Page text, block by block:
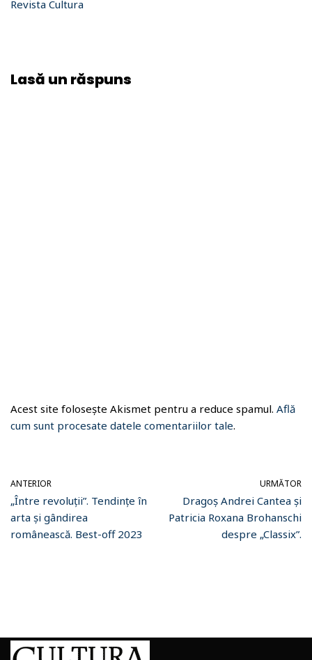
Revista Cultura
Lasă un răspuns
Acest site folosește Akismet pentru a reduce spamul. Află
cum sunt procesate datele comentariilor tale.
ANTERIOR
„Între revoluții”. Tendințe în
arta și gândirea
românească. Best-off 2023
URMĂTOR
Dragoș Andrei Cantea și
Patricia Roxana Brohanschi
despre „Classix”.